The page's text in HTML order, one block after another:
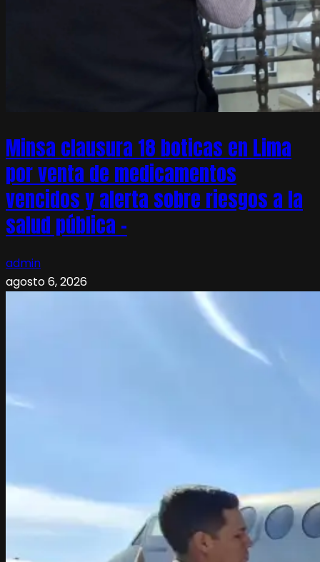
Minsa clausura 18 boticas en Lima
por venta de medicamentos
vencidos y alerta sobre riesgos a la
salud pública –
admin
agosto 6, 2026